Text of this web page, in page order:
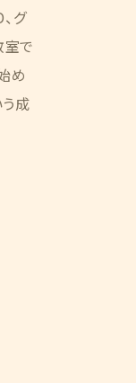
グ
室で
め
成